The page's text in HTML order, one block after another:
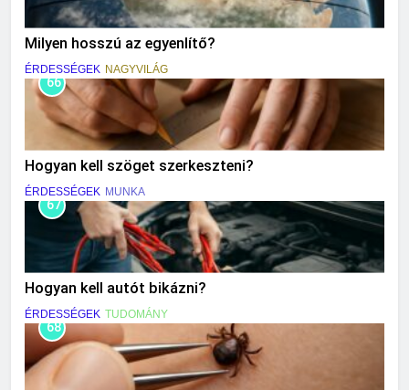
Milyen hosszú az egyenlítő?
ÉRDESSÉGEK NAGYVILÁG
66
Hogyan kell szöget szerkeszteni?
ÉRDESSÉGEK MUNKA
67
Hogyan kell autót bikázni?
ÉRDESSÉGEK TUDOMÁNY
68